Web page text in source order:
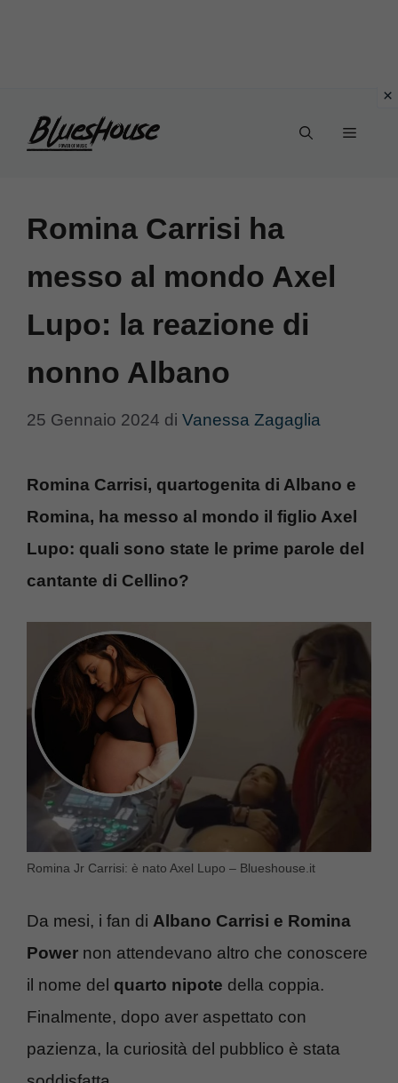
Menu
Romina Carrisi ha
messo al mondo Axel
Lupo: la reazione di
nonno Albano
25 Gennaio 2024 di Vanessa Zagaglia
Romina Carrisi, quartogenita di Albano e
Romina, ha messo al mondo il figlio Axel
Lupo: quali sono state le prime parole del
cantante di Cellino?
Romina Jr Carrisi: è nato Axel Lupo – Blueshouse.it
Da mesi, i fan di Albano Carrisi e Romina
Power non attendevano altro che conoscere
il nome del quarto nipote della coppia.
Finalmente, dopo aver aspettato con
pazienza, la curiosità del pubblico è stata